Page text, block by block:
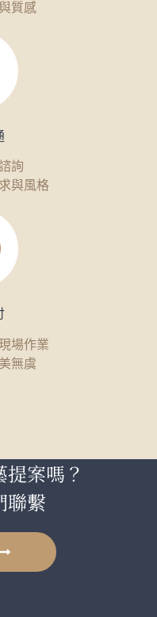
質感
詢
與風格
場作業
無虞
案嗎？
聯繫